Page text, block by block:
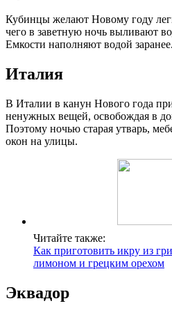
Кубинцы желают Новому году
чего в заветную ночь выливают
Емкости наполняют водой заранее.
Италия
В Италии в канун Нового года
ненужных вещей, освобождая в
Поэтому ночью старая утварь,
окон на улицы.
Читайте также:
Как приготовить икру из
лимоном и грецким орехом
Эквадор